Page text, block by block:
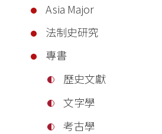
Asia Major
法制史研究
專書
歷史文獻
文字學
考古學